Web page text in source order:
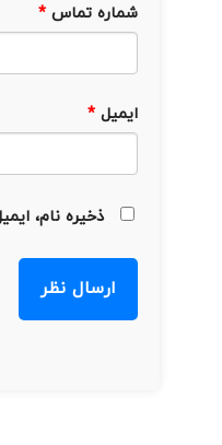
شماره تماس *
ایمیل *
ذخیره نام،